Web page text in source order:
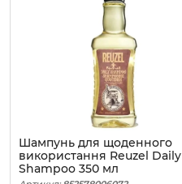
Шампунь для щоденного
використання Reuzel Daily
Shampoo 350 мл